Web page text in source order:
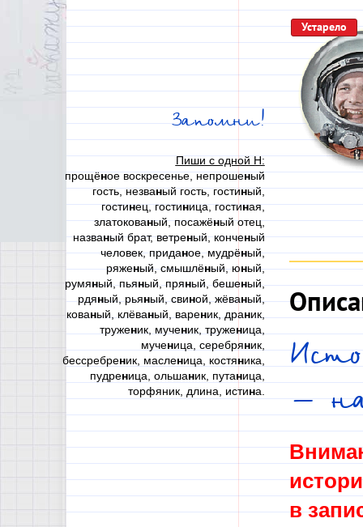
Запомни!
Пиши с одной Н:
прощёное воскресенье, непрошеный
гость, незваный гость, гостиный,
гостинец, гостиница, гостиная,
златокованый, посажёный отец,
названый брат, ветреный, конченый
человек, приданое, мудрёный,
ряженый, смышлёный, юный,
румяный, пьяный, пряный, бешеный,
рдяный, рьяный, свиной, жёваный,
кованый, клёваный, вареник, драник,
труженик, мученик, труженица,
мученица, серебряник,
бессребреник, масленица, костяника,
пудреница, ольшаник, путаница,
торфяник, длина, истина.
Устарело
–
в